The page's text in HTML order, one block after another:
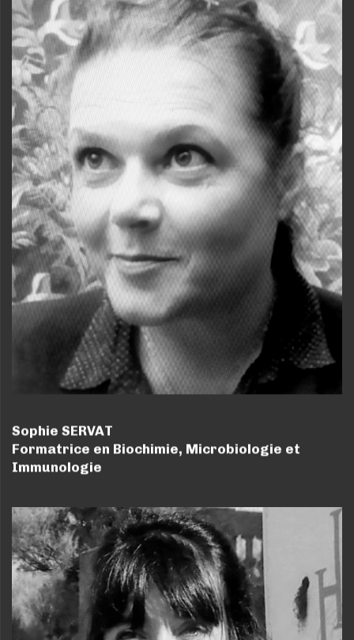
Sophie SERVAT
Formatrice en Biochimie, Microbiologie et
Immunologie